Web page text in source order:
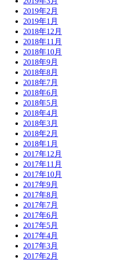
2019年2月
2019年1月
2018年12月
2018年11月
2018年10月
2018年9月
2018年8月
2018年7月
2018年6月
2018年5月
2018年4月
2018年3月
2018年2月
2018年1月
2017年12月
2017年11月
2017年10月
2017年9月
2017年8月
2017年7月
2017年6月
2017年5月
2017年4月
2017年3月
2017年2月